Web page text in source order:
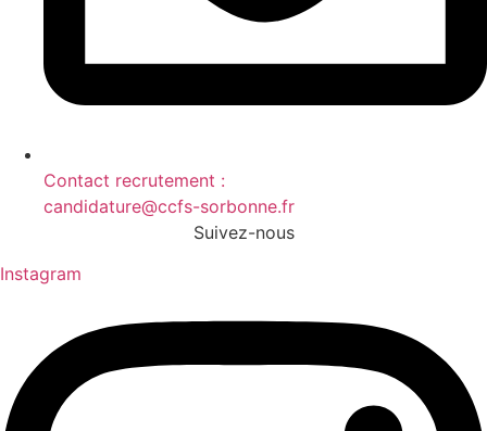
Contact recrutement :
candidature@ccfs-sorbonne.fr
Suivez-nous
Instagram